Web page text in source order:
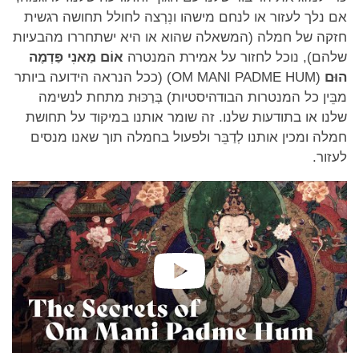
אם נלך לעזור או לנחם מישהו ונִרְצה לחולל תחושה רגשית
חזקה של חמלה (המשאלה שהוא או היא ישתחררו מהבעיות
שלהם), נוכל לחזור על אמירת המנטרה אוֹם מַאנִי פַּדְמֶה
הוּם
(OM MANI PADME HUM) (ככל הנראה הידועה ביותר
מבֵּין כל המנטרות הבודהיסטיות) בְּרַכּוּת מתחת לנשימה
שלנו או בתודעות שלנו. זה שומר אותנו במיקוד על תחושת
חמלה ומכין אותנו לְדַבֵּר ולפעול בחמלה תוך שאנו מנסים
לעזור.